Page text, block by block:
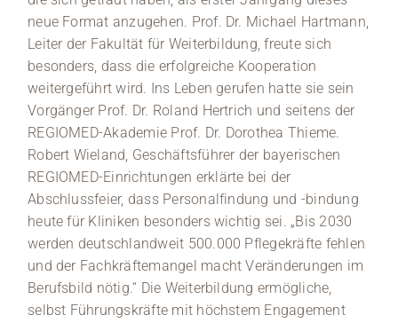
neue Format anzugehen. Prof. Dr. Michael Hartmann,
Leiter der Fakultät für Weiterbildung, freute sich
besonders, dass die erfolgreiche Kooperation
weitergeführt wird. Ins Leben gerufen hatte sie sein
Vorgänger Prof. Dr. Roland Hertrich und seitens der
REGIOMED-Akademie Prof. Dr. Dorothea Thieme.
Robert Wieland, Geschäftsführer der bayerischen
REGIOMED-Einrichtungen erklärte bei der
Abschlussfeier, dass Personalfindung und -bindung
heute für Kliniken besonders wichtig sei. „Bis 2030
werden deutschlandweit 500.000 Pflegekräfte fehlen
und der Fachkräftemangel macht Veränderungen im
Berufsbild nötig.“ Die Weiterbildung ermögliche,
selbst Führungskräfte mit höchstem Engagement